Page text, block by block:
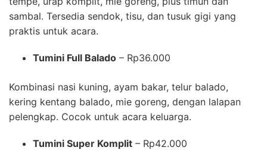
sambal. Tersedia sendok, tisu, dan tusuk gigi yang
praktis untuk acara.
Tumini Full Balado – Rp36.000
Kombinasi nasi kuning, ayam bakar, telur balado,
kering kentang balado, mie goreng, dengan lalapan
pelengkap. Cocok untuk acara keluarga.
Tumini Super Komplit – Rp42.000